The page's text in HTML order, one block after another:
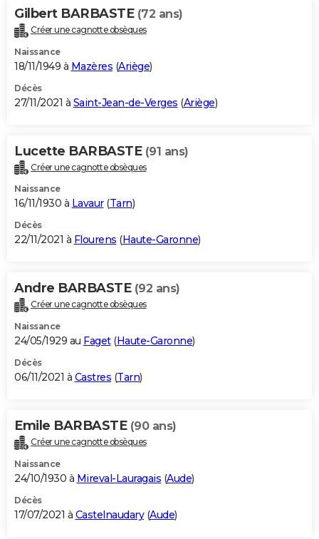
Gilbert BARBASTE (72 ans)
Créer une cagnotte obsèques
Naissance
18/11/1949 à Mazères (Ariège)
Décès
27/11/2021 à Saint-Jean-de-Verges (Ariège)
Lucette BARBASTE (91 ans)
Créer une cagnotte obsèques
Naissance
16/11/1930 à Lavaur(Tarn)
Décès
22/11/2021 à Flourens (Haute-Garonne)
Andre BARBASTE (92 ans)
Créer une cagnotte obsèques
Naissance
24/05/1929 au Faget(Haute-Garonne)
Décès
06/11/2021 à Castres (Tarn)
Emile BARBASTE (90 ans)
Créer une cagnotte obsèques
Naissance
24/10/1930 à Mireval-Lauragais (Aude)
Décès
17/07/2021 à Castelnaudary(Aude)